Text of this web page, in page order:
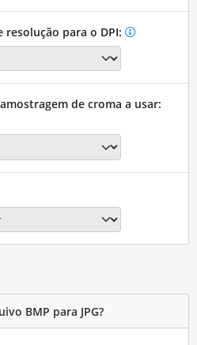
resolução para o DPI:
de croma a usar:
BMP para JPG?